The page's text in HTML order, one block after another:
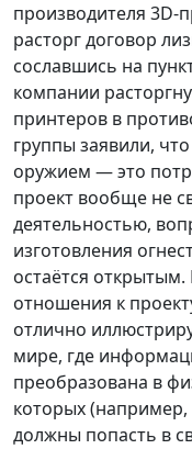
производителя 3D-
расторг договор
сославшись на
компании
принтеров в
группы заявили,
оружием — это
проект вообще не
деятельностью,
изготовления
остаётся
отношения к
отлично
мире, где
преобразована в
которых
должны попасть в